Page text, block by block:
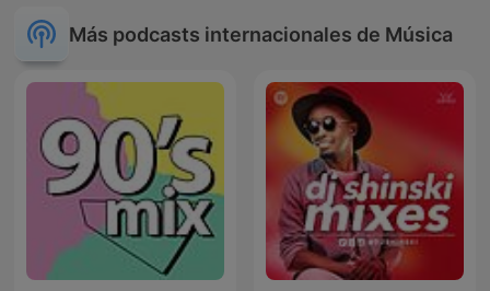
Más podcasts internacionales de Música